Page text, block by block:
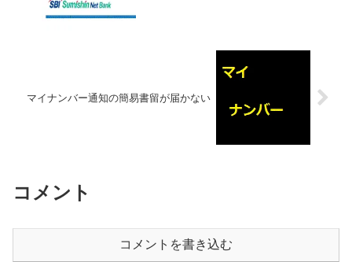
マイナンバー通知の簡易書留が届かない
コメント
コメントを書き込む